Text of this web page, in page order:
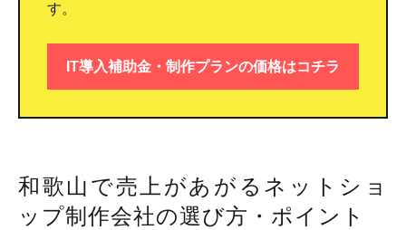
す。
IT導入補助金・制作プランの価格はコチラ
和歌山で売上があがるネットショ
ップ制作会社の選び方・ポイント